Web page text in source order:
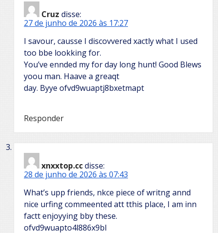
Cruz disse:
27 de junho de 2026 às 17:27
I savour, causse I discovvered xactly what I used
too bbe lookking for.
You’ve ennded my for day long hunt! Good Blews
yoou man. Haave a greaqt
day. Byye ofvd9wuaptj8bxetmapt
Responder
xnxxtop.ccdisse:
28 de junho de 2026 às 07:43
What’s upp friends, nkce piece of writng annd
nice urfing commeented att tthis place, I am inn
factt enjoyying bby these.
ofvd9wuapto4l886x9bl